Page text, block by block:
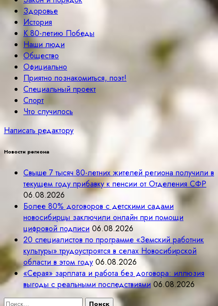
Здоровье
История
К 80-летию Победы
Наши люди
Общество
Официально
Приятно познакомиться, поэт!
Специальный проект
Спорт
Что случилось
Написать редактору
Новости региона
Свыше 7 тысяч 80-летних жителей региона получили в
текущем году прибавку к пенсии от Отделения СФР
06.08.2026
Более 80% договоров с детскими садами
новосибирцы заключили онлайн при помощи
цифровой подписи 06.08.2026
20 специалистов по программе «Земский работник
культуры» трудоустроятся в селах Новосибирской
области в этом году 06.08.2026
«Серая» зарплата и работа без договора: иллюзия
выгоды с реальными последствиями 06.08.2026
Найти: